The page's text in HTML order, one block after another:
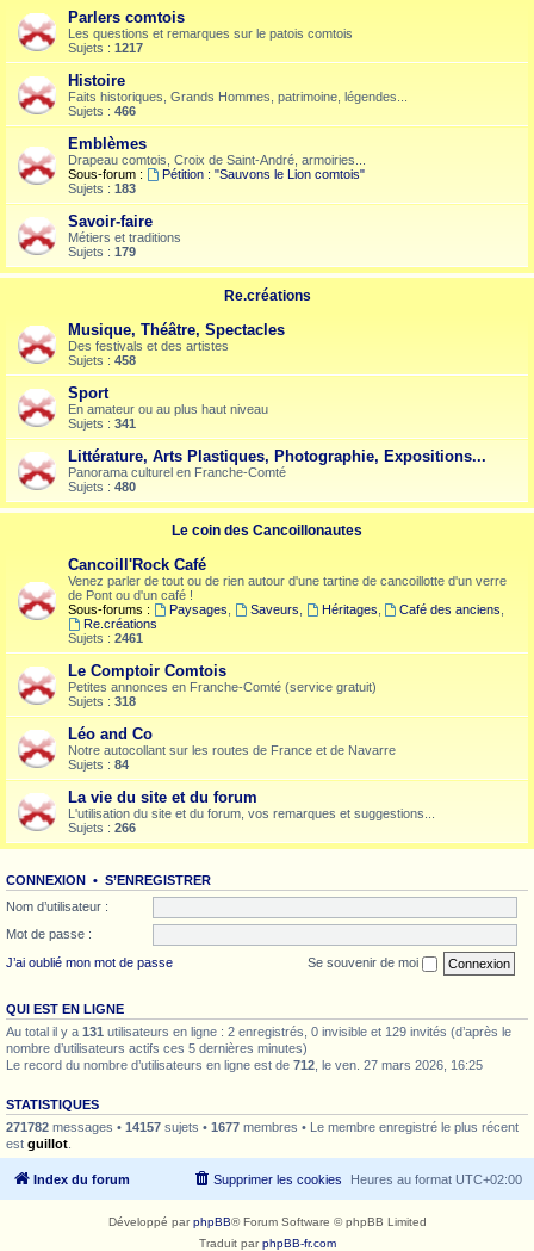
Parlers comtois
Les questions et remarques sur le patois comtois
Sujets : 1217
Histoire
Faits historiques, Grands Hommes, patrimoine, légendes...
Sujets : 466
Emblèmes
Drapeau comtois, Croix de Saint-André, armoiries...
Sous-forum :
Pétition : "Sauvons le Lion comtois"
Sujets : 183
Savoir-faire
Métiers et traditions
Sujets : 179
Re.créations
Musique, Théâtre, Spectacles
Des festivals et des artistes
Sujets : 458
Sport
En amateur ou au plus haut niveau
Sujets : 341
Littérature, Arts Plastiques, Photographie, Expositions...
Panorama culturel en Franche-Comté
Sujets : 480
Le coin des Cancoillonautes
Cancoill'Rock Café
Venez parler de tout ou de rien autour d'une tartine de cancoillotte d'un verre
de Pont ou d'un café !
Sous-forums :
Paysages Saveurs Héritages Café des anciens
Re.créations
Sujets : 2461
Le Comptoir Comtois
Petites annonces en Franche-Comté (service gratuit)
Sujets : 318
Léo and Co
Notre autocollant sur les routes de France et de Navarre
Sujets : 84
La vie du site et du forum
L'utilisation du site et du forum, vos remarques et suggestions...
Sujets : 266
CONNEXION • S’ENREGISTRER
Nom d’utilisateur :
Mot de passe :
J’ai oublié mon mot de passe
Se souvenir de moi
QUI EST EN LIGNE
Au total il y a 131 utilisateurs en ligne : 2 enregistrés, 0 invisible et 129 invités (d’après le
nombre d’utilisateurs actifs ces 5 dernières minutes)
Le record du nombre d’utilisateurs en ligne est de 712 , le ven. 27 mars 2026, 16:25
STATISTIQUES
271782 messages • 14157 sujets • 1677 membres • Le membre enregistré le plus récent
est guillot
Index du forum Heures au format UTC+02:00
Supprimer les cookies
Développé parphpBB® Forum Software © phpBB Limited
Traduit parphpBB-fr.com